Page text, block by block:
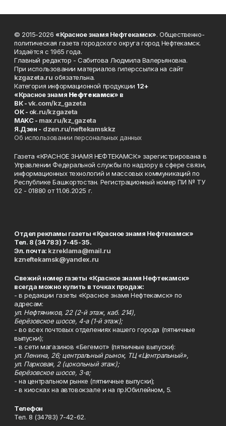
© 2015-2026 «Красное знамя Нефтекамск». Общественно-
политическая газета городского округа город Нефтекамск.
Издаётся с 1965 года.
Главный редактор - Сабитова Людмила Валерьяновна.
При использовании материалов гиперссылка на сайт
kzgazeta.ru обязательна.
Категория информационной продукции 12+
«Красное знамя Нефтекамск» в
ВК -vk.com/kz_gazeta
ОК - ok.ru/kzgazeta
MAKC - max.ru/kz_gazeta
Я.Дзен - dzen.ru/neftekamskkz
Об использовании персональных данных
Газета «КРАСНОЕ ЗНАМЯ НЕФТЕКАМСК» зарегистрирована в
Управлении Федеральной службы по надзору в сфере связи,
информационных технологий и массовых коммуникаций по
Республике Башкортостан. Регистрационный номер ПИ № ТУ
02 - 01880 от 11.06.2025 г.
Отдел рекламы газеты «Красное знамя Нефтекамск»
Тел. 8 (34783) 7-45-35.
Эл. почта: kzreklama@mail.ru
kzneftekamsk@yandex.ru
Свежий номер газеты «Красное знамя Нефтекамск»
всегда можно купить в точках продаж:
- в редакции газеты «Красное знамя Нефтекамск» по
адресам:
ул. Нефтяников, 22 (2-й этаж, каб. 214),
Берёзовское шоссе, 4-а (1-й этаж);
- во всех почтовых отделениях нашего города (пятничные
выпуски);
- в сети магазинов «Бегемот» (пятничные выпуски):
ул. Ленина, 26; центральный рынок, ТЦ «Центральный»,
ул. Парковая, 2 (цокольный этаж);
Берёзовское шоссе, 3-в;
- на центральном рынке (пятничные выпуски);
- в киосках на автовокзале и на пр.Юбилейном, 5.
Телефон
Тел. 8 (34783) 7-42-62.